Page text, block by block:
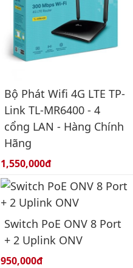
Bộ Phát Wifi 4G LTE TP-
Link TL-MR6400 - 4
cổng LAN - Hàng Chính
Hãng
Giá bán:
1,550,000đ
Switch PoE ONV 8 Port
+ 2 Uplink ONV
Giá bán:
950,000đ